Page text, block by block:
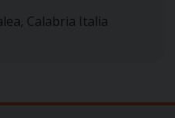
Calabria Italia